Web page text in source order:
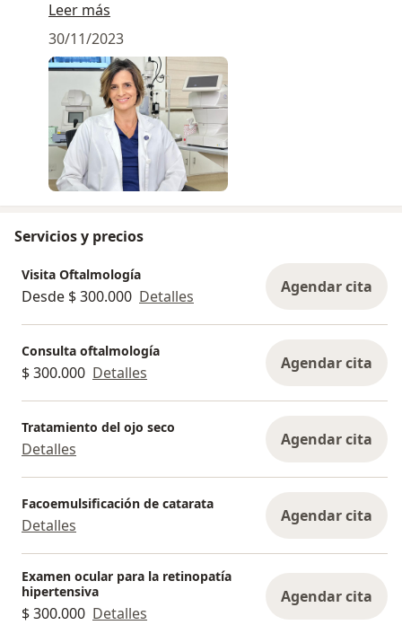
los ojos.
Ellos son tu ventana, cuídalos.
Yo te ayudo a cuidarlos!
Leer más
30/11/2023
Servicios y precios
Visita Oftalmología
Desde $ 300.000 Detalles Agendar cita
Consulta oftalmología
$ 300.000 Detalles Agendar cita
Tratamiento del ojo seco
Detalles Agendar cita
Facoemulsificación de catarata
Detalles Agendar cita
Examen ocular para la retinopatía
hipertensiva
$ 300.000 Detalles
Agendar cita